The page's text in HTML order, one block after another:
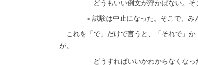
どうもいい例文が浮かばない。そこ
× 試験は中止になった。そこで、みん
これを「で」だけで言うと、「それで」
が。
どうすればいいかわからなくなった